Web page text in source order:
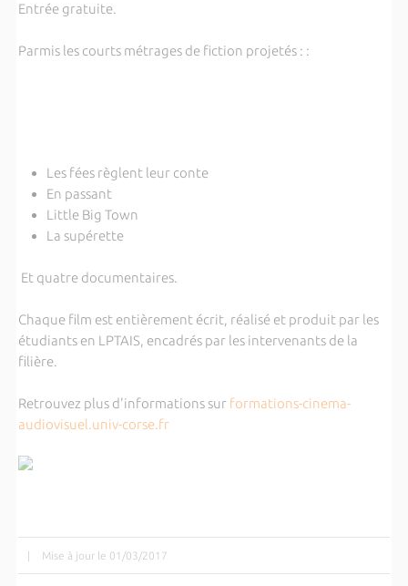
Entrée gratuite.
Parmis les courts métrages de fiction projetés : :
Les fées règlent leur conte
En passant
Little Big Town
La supérette
Et quatre documentaires.
Chaque film est entièrement écrit, réalisé et produit par les
étudiants en LPTAIS, encadrés par les intervenants de la
filière.
Retrouvez plus d'informations sur formations-cinema-
audiovisuel.univ-corse.fr
| Mise à jour le 01/03/2017